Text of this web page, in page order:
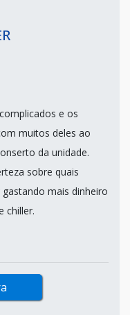
e os
muitos deles ao
da unidade.
sobre quais
mais dinheiro
chiller.